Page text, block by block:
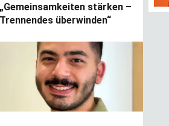
„Gemeinsamkeiten stärken –
Trennendes überwinden“